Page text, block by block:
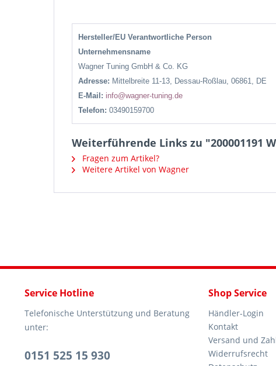
Hersteller/EU Verantwortliche Person
Unternehmensname
Wagner Tuning GmbH & Co. KG
Adresse: Mittelbreite 11-13, Dessau-Roßlau, 06861, DE
E-Mail: info@wagner-tuning.de
Telefon: 03490159700
Weiterführende Links zu "200001191
Fragen zum Artikel?
Weitere Artikel von Wagner
Service Hotline
Telefonische Unterstützung und Beratung
unter:
0151 525 15 930
Shop Service
Händler-Login
Kontakt
Versand und
Widerrufsrecht